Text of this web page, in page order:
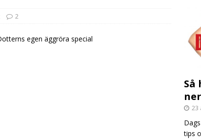
2
egen äggröra special
Så
23
tips